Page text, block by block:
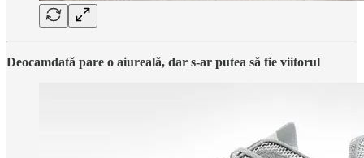
Deocamdată pare o aiureală, dar s-ar putea să fie viitorul